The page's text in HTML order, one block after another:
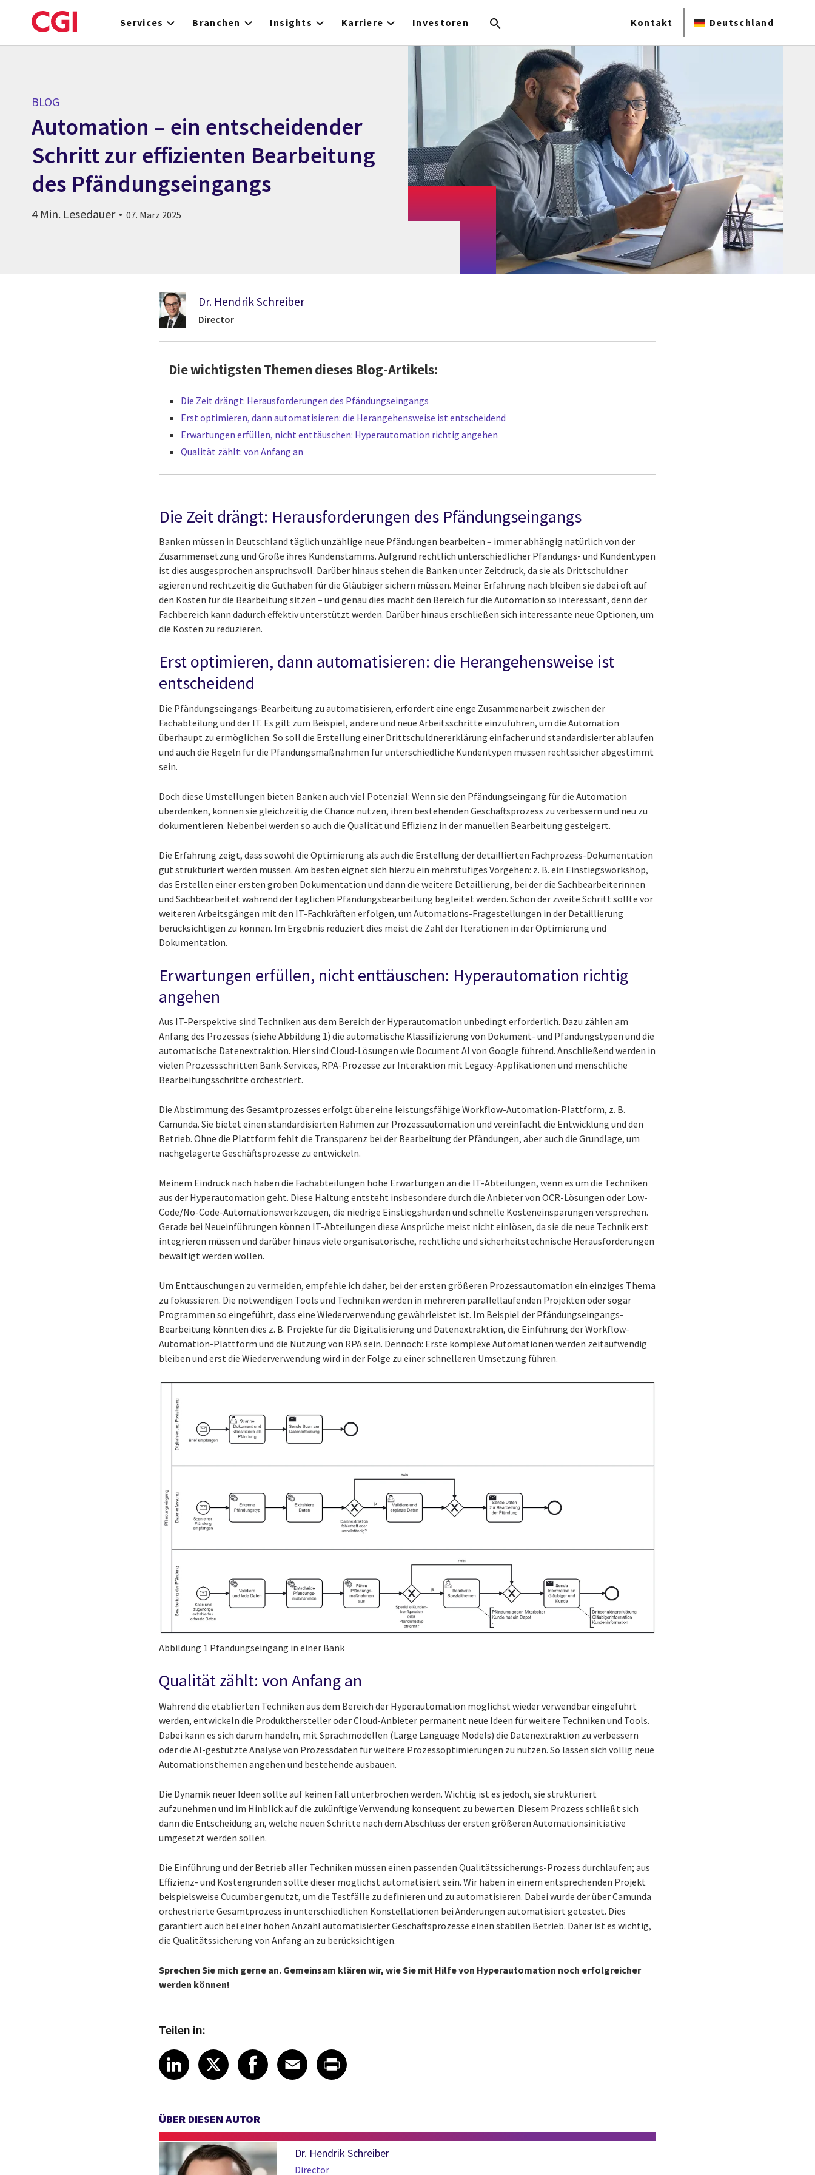
to
Services Branchen Insights Karriere Investoren Kontakt Deutschland
BLOG
Automation – ein entscheidender
Schritt zur effizienten Bearbeitung
des Pfändungseingangs
4 Min. Lesedauer 07. März 2025
Dr. Hendrik Schreiber
Director
Die wichtigsten Themen dieses Blog-Artikels:
Die Zeit drängt: Herausforderungen des Pfändungseingangs
Erst optimieren, dann automatisieren: die Herangehensweise ist entscheidend
Erwartungen erfüllen, nicht enttäuschen: Hyperautomation richtig angehen
Qualität zählt: von Anfang an
Die Zeit drängt: Herausforderungen des Pfändungseingangs
Banken müssen in Deutschland täglich unzählige neue Pfändungen bearbeiten – immer abhängig natürlich von der
Zusammensetzung und Größe ihres Kundenstamms. Aufgrund rechtlich unterschiedlicher Pfändungs- und Kundentypen
ist dies ausgesprochen anspruchsvoll. Darüber hinaus stehen die Banken unter Zeitdruck, da sie als Drittschuldner
agieren und rechtzeitig die Guthaben für die Gläubiger sichern müssen. Meiner Erfahrung nach bleiben sie dabei oft auf
den Kosten für die Bearbeitung sitzen – und genau dies macht den Bereich für die Automation so interessant, denn der
Fachbereich kann dadurch effektiv unterstützt werden. Darüber hinaus erschließen sich interessante neue Optionen, um
die Kosten zu reduzieren.
Erst optimieren, dann automatisieren: die Herangehensweise ist
entscheidend
Die Pfändungseingangs-Bearbeitung zu automatisieren, erfordert eine enge Zusammenarbeit zwischen der
Fachabteilung und der IT. Es gilt zum Beispiel, andere und neue Arbeitsschritte einzuführen, um die Automation
überhaupt zu ermöglichen: So soll die Erstellung einer Drittschuldnererklärung einfacher und standardisierter ablaufen
und auch die Regeln für die Pfändungsmaßnahmen für unterschiedliche Kundentypen müssen rechtssicher abgestimmt
sein.
Doch diese Umstellungen bieten Banken auch viel Potenzial: Wenn sie den Pfändungseingang für die Automation
überdenken, können sie gleichzeitig die Chance nutzen, ihren bestehenden Geschäftsprozess zu verbessern und neu zu
dokumentieren. Nebenbei werden so auch die Qualität und Effizienz in der manuellen Bearbeitung gesteigert.
Die Erfahrung zeigt, dass sowohl die Optimierung als auch die Erstellung der detaillierten Fachprozess-Dokumentation
gut strukturiert werden müssen. Am besten eignet sich hierzu ein mehrstufiges Vorgehen: z. B. ein Einstiegsworkshop,
das Erstellen einer ersten groben Dokumentation und dann die weitere Detaillierung, bei der die Sachbearbeiterinnen
und Sachbearbeitet während der täglichen Pfändungsbearbeitung begleitet werden. Schon der zweite Schritt sollte vor
weiteren Arbeitsgängen mit den IT-Fachkräften erfolgen, um Automations-Fragestellungen in der Detaillierung
berücksichtigen zu können. Im Ergebnis reduziert dies meist die Zahl der Iterationen in der Optimierung und
Dokumentation.
Erwartungen erfüllen, nicht enttäuschen: Hyperautomation richtig
angehen
Aus IT-Perspektive sind Techniken aus dem Bereich der Hyperautomation unbedingt erforderlich. Dazu zählen am
Anfang des Prozesses (siehe Abbildung 1) die automatische Klassifizierung von Dokument- und Pfändungstypen und die
automatische Datenextraktion. Hier sind Cloud-Lösungen wie Document AI von Google führend. Anschließend werden in
vielen Prozessschritten Bank-Services, RPA-Prozesse zur Interaktion mit Legacy-Applikationen und menschliche
Bearbeitungsschritte orchestriert.
Die Abstimmung des Gesamtprozesses erfolgt über eine leistungsfähige Workflow-Automation-Plattform, z. B.
Camunda. Sie bietet einen standardisierten Rahmen zur Prozessautomation und vereinfacht die Entwicklung und den
Betrieb. Ohne die Plattform fehlt die Transparenz bei der Bearbeitung der Pfändungen, aber auch die Grundlage, um
nachgelagerte Geschäftsprozesse zu entwickeln.
Meinem Eindruck nach haben die Fachabteilungen hohe Erwartungen an die IT-Abteilungen, wenn es um die Techniken
aus der Hyperautomation geht. Diese Haltung entsteht insbesondere durch die Anbieter von OCR-Lösungen oder Low-
Code/No-Code-Automationswerkzeugen, die niedrige Einstiegshürden und schnelle Kosteneinsparungen versprechen.
Gerade bei Neueinführungen können IT-Abteilungen diese Ansprüche meist nicht einlösen, da sie die neue Technik erst
integrieren müssen und darüber hinaus viele organisatorische, rechtliche und sicherheitstechnische Herausforderungen
bewältigt werden wollen.
Um Enttäuschungen zu vermeiden, empfehle ich daher, bei der ersten größeren Prozessautomation ein einziges Thema
zu fokussieren. Die notwendigen Tools und Techniken werden in mehreren parallellaufenden Projekten oder sogar
Programmen so eingeführt, dass eine Wiederverwendung gewährleistet ist. Im Beispiel der Pfändungseingangs-
Bearbeitung könnten dies z. B. Projekte für die Digitalisierung und Datenextraktion, die Einführung der Workflow-
Automation-Plattform und die Nutzung von RPA sein. Dennoch: Erste komplexe Automationen werden zeitaufwendig
bleiben und erst die Wiederverwendung wird in der Folge zu einer schnelleren Umsetzung führen.
Abbildung 1 Pfändungseingang in einer Bank
Qualität zählt: von Anfang an
Während die etablierten Techniken aus dem Bereich der Hyperautomation möglichst wieder verwendbar eingeführt
werden, entwickeln die Produkthersteller oder Cloud-Anbieter permanent neue Ideen für weitere Techniken und Tools.
Dabei kann es sich darum handeln, mit Sprachmodellen (Large Language Models) die Datenextraktion zu verbessern
oder die AI-gestützte Analyse von Prozessdaten für weitere Prozessoptimierungen zu nutzen. So lassen sich völlig neue
Automationsthemen angehen und bestehende ausbauen.
Die Dynamik neuer Ideen sollte auf keinen Fall unterbrochen werden. Wichtig ist es jedoch, sie strukturiert
aufzunehmen und im Hinblick auf die zukünftige Verwendung konsequent zu bewerten. Diesem Prozess schließt sich
dann die Entscheidung an, welche neuen Schritte nach dem Abschluss der ersten größeren Automationsinitiative
umgesetzt werden sollen.
Die Einführung und der Betrieb aller Techniken müssen einen passenden Qualitätssicherungs-Prozess durchlaufen; aus
Effizienz- und Kostengründen sollte dieser möglichst automatisiert sein. Wir haben in einem entsprechenden Projekt
beispielsweise Cucumber genutzt, um die Testfälle zu definieren und zu automatisieren. Dabei wurde der über Camunda
orchestrierte Gesamtprozess in unterschiedlichen Konstellationen bei Änderungen automatisiert getestet. Dies
garantiert auch bei einer hohen Anzahl automatisierter Geschäftsprozesse einen stabilen Betrieb. Daher ist es wichtig,
die Qualitätssicherung von Anfang an zu berücksichtigen.
Sprechen Sie mich gerne an. Gemeinsam klären wir, wie Sie mit Hilfe von Hyperautomation noch erfolgreicher
werden können!
Teilen in:
Share article on LinkedIn
LinkedIn
Share article on X
XShare article on Facebook
Facebook
Share article on Email
Email
Share article on Print
ÜBER DIESEN AUTOR
Dr. Hendrik Schreiber
Director